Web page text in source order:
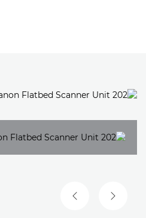
الشريحة السابقةالشريحة التالية